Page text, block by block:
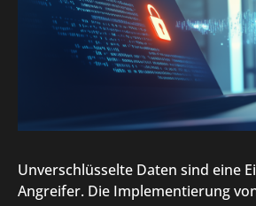
Unverschlüsselte Daten sind eine
Angreifer. Die Implementierung